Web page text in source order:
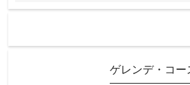
ゲレンデ・コー